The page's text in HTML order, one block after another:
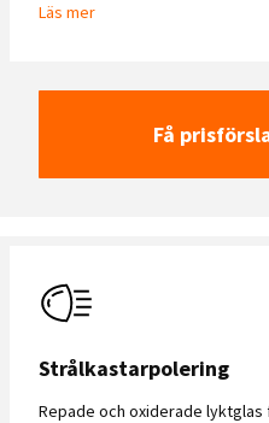
Läs mer
Få
Strålkastarpolering
Repade och oxiderade